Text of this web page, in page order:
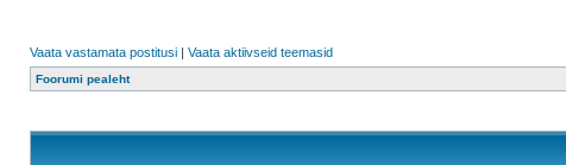
Vaata vastamata postitusi | Vaata aktiivseid teemasid
Foorumi pealeht